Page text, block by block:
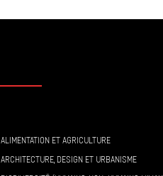
ALIMENTATION ET AGRICULTURE
ARCHITECTURE, DESIGN ET URBANISME